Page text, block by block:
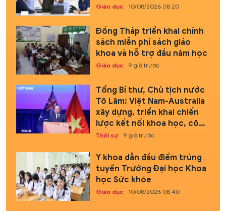
Giáo dục 10/08/2026 08:20
Đồng Tháp triển khai chính
sách miễn phí sách giáo
khoa và hỗ trợ đầu năm học
Giáo dục 9 giờ trước
Tổng Bí thư, Chủ tịch nước
Tô Lâm: Việt Nam-Australia
xây dựng, triển khai chiến
lược kết nối khoa học, công
nghệ và đổi mới sáng tạo
Thời sự 9 giờ trước
Y khoa dẫn đầu điểm trúng
tuyển Trường Đại học Khoa
học Sức khỏe
Giáo dục 10/08/2026 08:40